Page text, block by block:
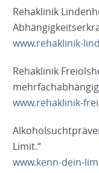
Rehaklinik
www.rehaklinik-
Rehaklinik
www.rehaklinik-
Limit.“
www.kenn-dein-